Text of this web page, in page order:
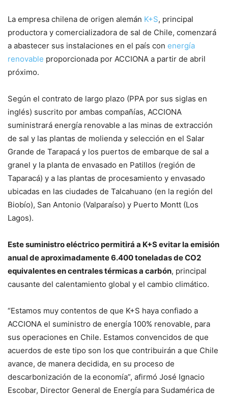
La empresa chilena de origen alemán K+S, principal
productora y comercializadora de sal de Chile, comenzará
a abastecer sus instalaciones en el país con energía
renovable proporcionada por ACCIONA a partir de abril
próximo.
Según el contrato de largo plazo (PPA por sus siglas en
inglés) suscrito por ambas compañías, ACCIONA
suministrará energía renovable a las minas de extracción
de sal y las plantas de molienda y selección en el Salar
Grande de Tarapacá y los puertos de embarque de sal a
granel y la planta de envasado en Patillos (región de
Taparacá) y a las plantas de procesamiento y envasado
ubicadas en las ciudades de Talcahuano (en la región del
Biobío), San Antonio (Valparaíso) y Puerto Montt (Los
Lagos).
Este suministro eléctrico permitirá a K+S evitar la emisión
anual de aproximadamente 6.400 toneladas de CO2
equivalentes en centrales térmicas a carbón, principal
causante del calentamiento global y el cambio climático.
“Estamos muy contentos de que K+S haya confiado a
ACCIONA el suministro de energía 100% renovable, para
sus operaciones en Chile. Estamos convencidos de que
acuerdos de este tipo son los que contribuirán a que Chile
avance, de manera decidida, en su proceso de
descarbonización de la economía”, afirmó José Ignacio
Escobar, Director General de Energía para Sudamérica de